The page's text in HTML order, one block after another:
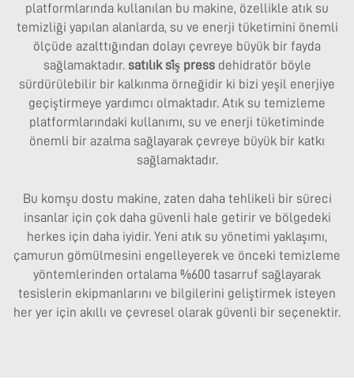
platformlarında kullanılan bu makine, özellikle atık su
temizliği yapılan alanlarda, su ve enerji tüketimini önemli
ölçüde azalttığından dolayı çevreye büyük bir fayda
sağlamaktadır. satılık śiş press dehidratör böyle
sürdürülebilir bir kalkınma örneğidir ki bizi yeşil enerjiye
geçiştirmeye yardımcı olmaktadır. Atık su temizleme
platformlarındaki kullanımı, su ve enerji tüketiminde
önemli bir azalma sağlayarak çevreye büyük bir katkı
sağlamaktadır.
Bu komşu dostu makine, zaten daha tehlikeli bir süreci
insanlar için çok daha güvenli hale getirir ve bölgedeki
herkes için daha iyidir. Yeni atık su yönetimi yaklaşımı,
çamurun gömülmesini engelleyerek ve önceki temizleme
yöntemlerinden ortalama %600 tasarruf sağlayarak
tesislerin ekipmanlarını ve bilgilerini geliştirmek isteyen
her yer için akıllı ve çevresel olarak güvenli bir seçenektir.